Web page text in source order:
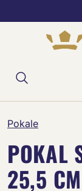
Zum Hauptinhalt
Pokale
POKAL
25,5